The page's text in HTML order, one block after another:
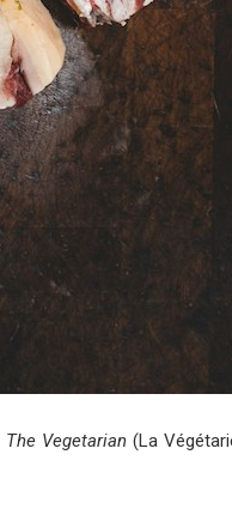
The Vegetarian(La